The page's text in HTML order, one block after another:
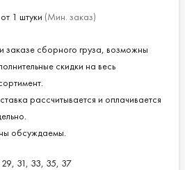
от 1 штуки (Мин. заказ)
заказе сборного груза, возможны
скидки на весь
рассчитывается и оплачивается
обсуждаемы.
29, 31, 33, 35, 37